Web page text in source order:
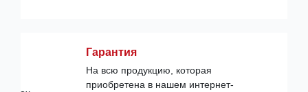
Гарантия
На всю продукцию, которая
приобретена в нашем интернет-